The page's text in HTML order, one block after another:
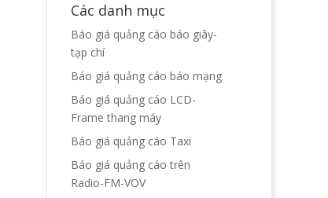
Các danh mục
Báo giá quảng cáo báo giây-
tạp chí
Báo giá quảng cáo báo mạng
Báo giá quảng cáo LCD-
Frame thang máy
Báo giá quảng cáo Taxi
Báo giá quảng cáo trên
Radio-FM-VOV